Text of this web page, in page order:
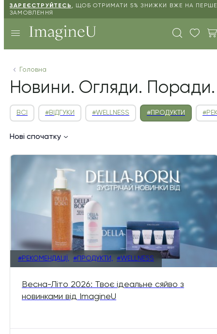
ЗАРЕЄСТРУЙТЕСЬ ,
ЩОБ ОТРИМАТИ 5% ЗНИЖКИ ВЖЕ НА ПЕРШЕ
ЗАМОВЛЕННЯ
Головна
Новини. Огляди. Поради.
ВСІ #ВІДГУКИ #WELLNESS #ПРОДУКТИ
Нові спочатку
#РЕКОМЕНДАЦІЇ, #ПРОДУКТИ, #WELLNESS
Весна-Літо 2026: Твоє ідеальне сяйво з
новинками від ImagineU